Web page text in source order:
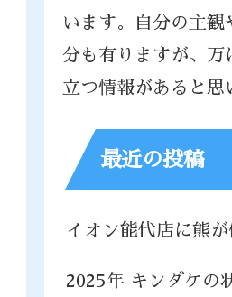
います。自分の主観
分も有りますが、万
立つ情報があると思
最近の投稿
イオン能代店に熊が
2025年 キンダケの